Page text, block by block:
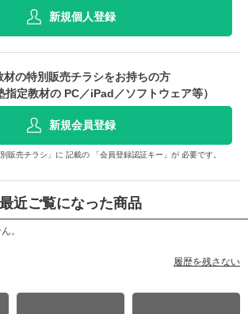
新規個人登録
材の特別販売チラシをお持ちの方
指定教材の PC／iPad／ソフトウェア等）
新規会員登録
販売チラシ」に 記載の 「会員登録認証キー」が 必要です。
最近ご覧になった商品
。
履歴を残さない